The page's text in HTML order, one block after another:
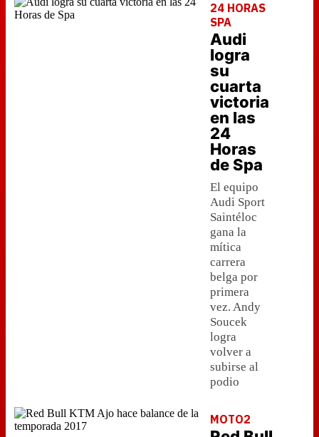
24 HORAS
SPA
Audi
logra
su
cuarta
victoria
en las
24
Horas
de Spa
El equipo
Audi Sport
Saintéloc
gana la
mítica
carrera
belga por
primera
vez. Andy
Soucek
logra
volver a
subirse al
podio
MOTO2